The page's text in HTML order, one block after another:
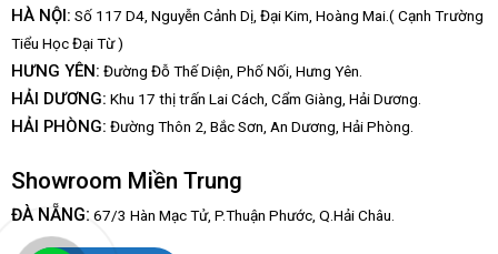
HÀ NỘI: Số 117 D4, Nguyễn Cảnh Dị, Đại Kim, Hoàng Mai.( Cạnh Trường
Tiểu Học Đại Từ )
HƯNG YÊN: Đường Đỗ Thế Diện, Phố Nối, Hưng Yên.
HẢI DƯƠNG: Khu 17 thị trấn Lai Cách, Cẩm Giàng, Hải Dương.
HẢI PHÒNG: Đường Thôn 2, Bắc Sơn, An Dương, Hải Phòng.
Showroom Miền Trung
ĐÀ NẴNG: 67/3 Hàn Mạc Tử, P.Thuận Phước, Q.Hải Châu.